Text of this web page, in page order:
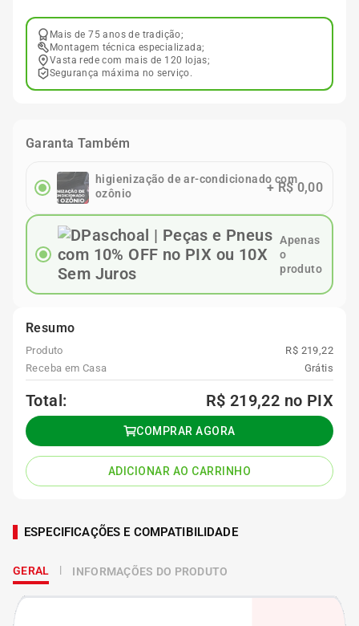
Mais de 75 anos de tradição;
Montagem técnica especializada;
Vasta rede com mais de 120 lojas;
Segurança máxima no serviço.
Garanta Também
higienização de ar-condicionado com
ozônio
+R$ 0,00
Apenas
o
produto
Resumo
Produto
R$ 219,22
Receba em Casa
Grátis
Total: R$ 219,22 no PIX
COMPRAR AGORA
ADICIONAR AO CARRINHO
ESPECIFICAÇÕES E COMPATIBILIDADE
GERAL INFORMAÇÕES DO PRODUTO